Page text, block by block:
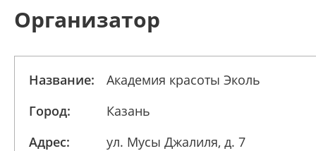
Организатор
Название:
Академия красоты Эколь
Город:
Казань
Адрес:
ул. Мусы Джалиля, д. 7